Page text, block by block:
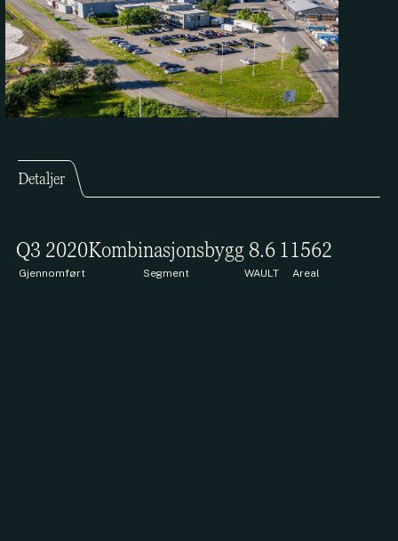
Detaljer
Q3 2020
Gjennomført
Kombinasjonsbygg
Segment
8.6
WAULT
11562
Areal